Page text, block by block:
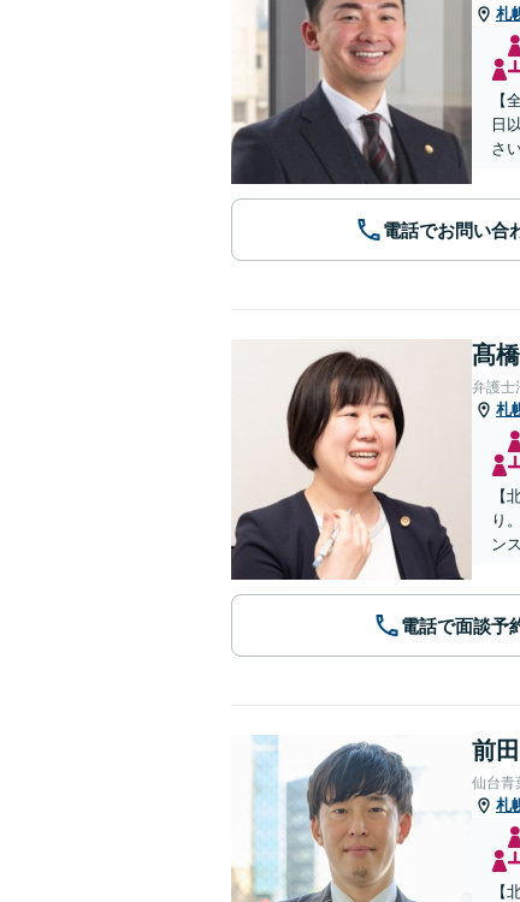
札
【
日
さ
電話でお問い合
髙
弁護士
札
【
り
ン
電話で面談予
前
仙台青
札
【